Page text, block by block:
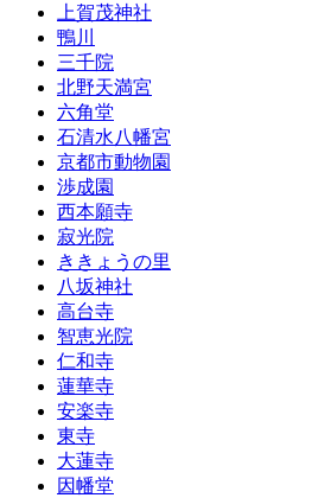
上賀茂神社
鴨川
三千院
北野天満宮
六角堂
石清水八幡宮
京都市動物園
渉成園
西本願寺
寂光院
ききょうの里
八坂神社
高台寺
智恵光院
仁和寺
蓮華寺
安楽寺
東寺
大蓮寺
因幡堂